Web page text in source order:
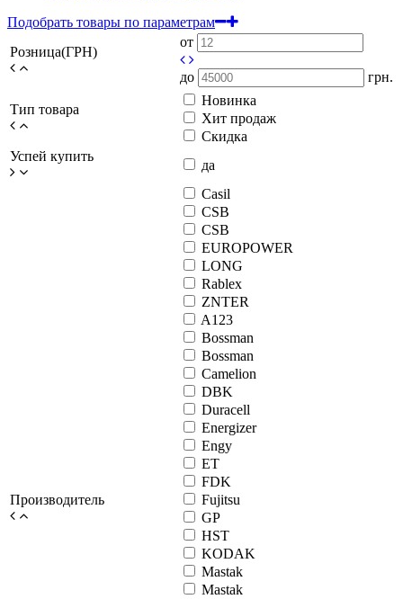
Подобрать товары по параметрам
Розница(ГРН)
от
до грн.
Тип товара
Новинка
Хит продаж
Скидка
Успей купить
да
Производитель
Casil
CSB
CSB
EUROPOWER
LONG
Rablex
ZNTER
A123
Bossman
Bossman
Camelion
DBK
Duracell
Energizer
Engy
ET
FDK
Fujitsu
GP
HST
KODAK
Mastak
Mastak